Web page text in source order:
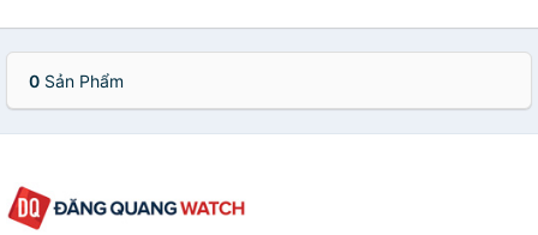
0 Sản Phẩm